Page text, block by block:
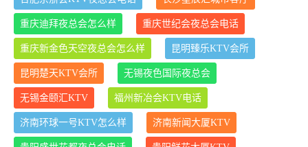
重庆迪拜夜总会怎么样 重庆世纪会夜总会电话
重庆新金色天空夜总会怎么样 昆明臻乐KTV会所
昆明楚天KTV会所 无锡夜色国际夜总会
无锡金颐汇KTV 福州新冶会KTV电话
济南环球一号KTV怎么样 济南新闻大厦KTV